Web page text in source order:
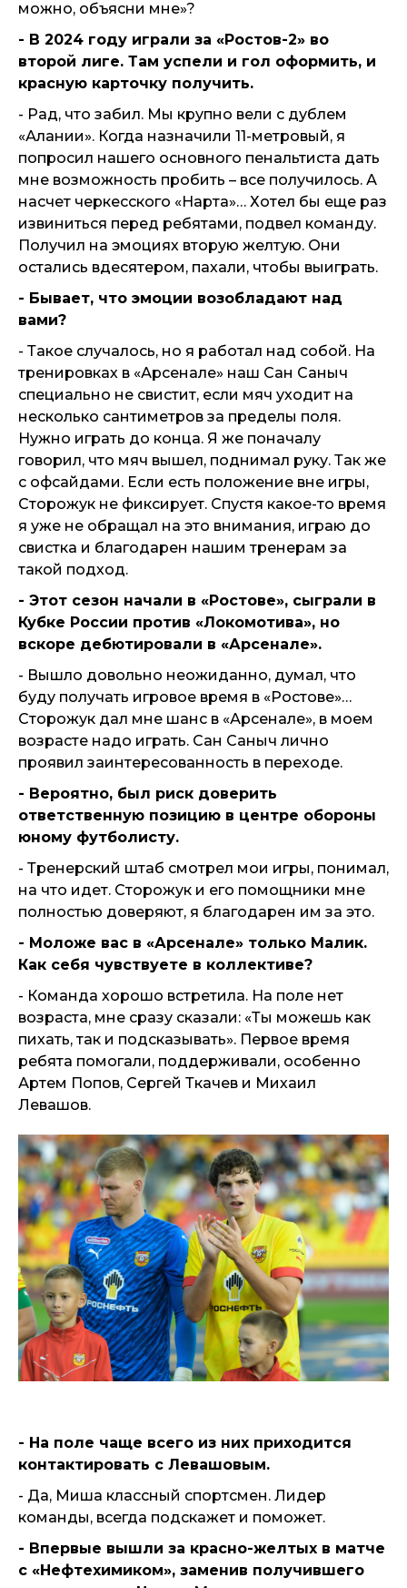
можно, объясни мне»?
- В 2024 году играли за «Ростов-2» во
второй лиге. Там успели и гол оформить, и
красную карточку получить.
- Рад, что забил. Мы крупно вели с дублем
«Алании». Когда назначили 11-метровый, я
попросил нашего основного пенальтиста дать
мне возможность пробить – все получилось. А
насчет черкесского «Нарта»… Хотел бы еще раз
извиниться перед ребятами, подвел команду.
Получил на эмоциях вторую желтую. Они
остались вдесятером, пахали, чтобы выиграть.
- Бывает, что эмоции возобладают над
вами?
- Такое случалось, но я работал над собой. На
тренировках в «Арсенале» наш Сан Саныч
специально не свистит, если мяч уходит на
несколько сантиметров за пределы поля.
Нужно играть до конца. Я же поначалу
говорил, что мяч вышел, поднимал руку. Так же
с офсайдами. Если есть положение вне игры,
Сторожук не фиксирует. Спустя какое-то время
я уже не обращал на это внимания, играю до
свистка и благодарен нашим тренерам за
такой подход.
- Этот сезон начали в «Ростове», сыграли в
Кубке России против «Локомотива», но
вскоре дебютировали в «Арсенале».
- Вышло довольно неожиданно, думал, что
буду получать игровое время в «Ростове»…
Сторожук дал мне шанс в «Арсенале», в моем
возрасте надо играть. Сан Саныч лично
проявил заинтересованность в переходе.
- Вероятно, был риск доверить
ответственную позицию в центре обороны
юному футболисту.
- Тренерский штаб смотрел мои игры, понимал,
на что идет. Сторожук и его помощники мне
полностью доверяют, я благодарен им за это.
- Моложе вас в «Арсенале» только Малик.
Как себя чувствуете в коллективе?
- Команда хорошо встретила. На поле нет
возраста, мне сразу сказали: «Ты можешь как
пихать, так и подсказывать». Первое время
ребята помогали, поддерживали, особенно
Артем Попов, Сергей Ткачев и Михаил
Левашов.
- На поле чаще всего из них приходится
контактировать с Левашовым.
- Да, Миша классный спортсмен. Лидер
команды, всегда подскажет и поможет.
- Впервые вышли за красно-желтых в матче
с «Нефтехимиком», заменив получившего